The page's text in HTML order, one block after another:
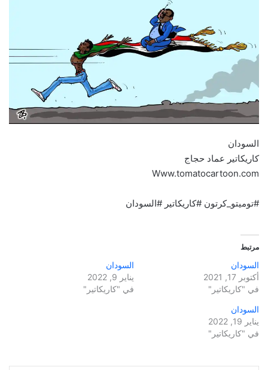
السودان
كاريكاتير عماد حجاج
Www.tomatocartoon.com
#توميتو_كرتون #كاريكاتير #السودان
مرتبط
السودان
أكتوبر 17, 2021
في "كاريكاتير"
السودان
يناير 9, 2022
في "كاريكاتير"
السودان
يناير 19, 2022
في "كاريكاتير"